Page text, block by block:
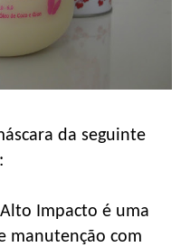
da seguinte
Alto Impacto é uma
manutenção com